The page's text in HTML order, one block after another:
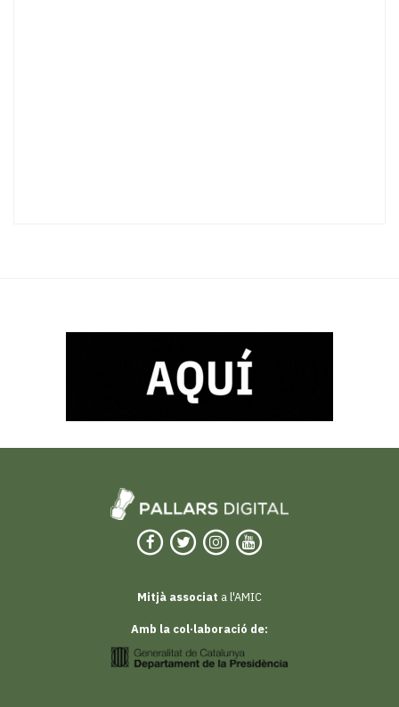
Mitjà associat a l'AMIC
Amb la col·laboració de: